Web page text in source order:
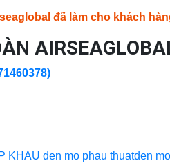
đã làm cho khách
KHAU den mo phau thuatden mo